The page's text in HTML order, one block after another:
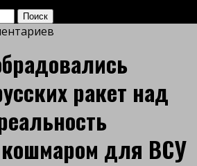
ракет над
кошмаром для ВСУ